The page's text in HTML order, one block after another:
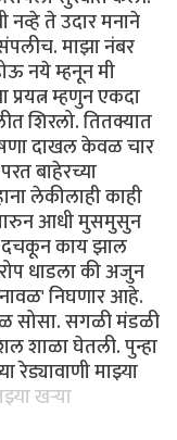
नव्हे ते उदार मनाने
माझा नंबर
नये म्हनून मी
म्हणुन एकदा
शिरलो. तितक्यात
दाखल केवळ चार
बाहेरच्या
लेकीलाही काही
आधी मुसमुसुन
दचकून काय झाल
धाडला की अजुन
निघणार आहे.
सोसा. सगळी मंडळी
शाळा घेतली. पुन्हा
माझ्या
खर्‍या